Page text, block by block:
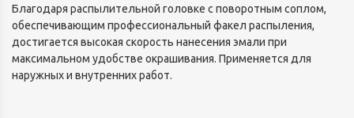
Благодаря распылительной головке с поворотным соплом,
обеспечивающим профессиональный факел распыления,
достигается высокая скорость нанесения эмали при
максимальном удобстве окрашивания. Применяется для
наружных и внутренних работ.